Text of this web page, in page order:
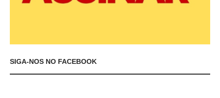
SIGA-NOS NO FACEBOOK